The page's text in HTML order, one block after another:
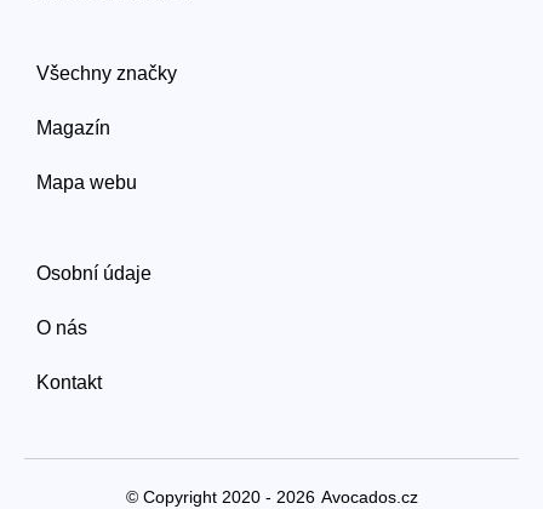
Všechny značky
Magazín
Mapa webu
Osobní údaje
O nás
Kontakt
© Copyright 2020 - 2026 Avocados.cz